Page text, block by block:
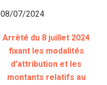
08/07/2024
Arrêté du 8 juillet 2024
fixant les modalités
d'attribution et les
montants relatifs au